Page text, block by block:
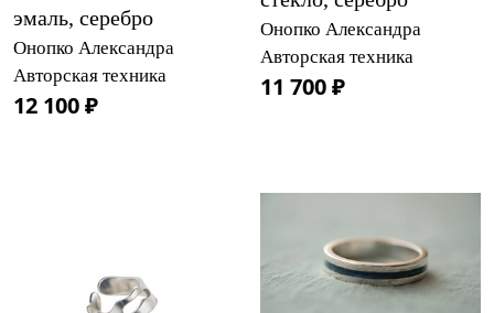
эмаль, серебро
Онопко Александра
Авторская техника
12 100 ₽
Онопко Александра
Авторская техника
11 700 ₽